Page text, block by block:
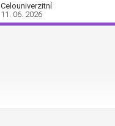
Celouniverzitní
11. 06. 2026